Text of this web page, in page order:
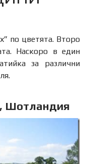
по цветята. Второ
Наскоро в един
за различни
Шотландия